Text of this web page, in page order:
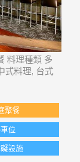
料理種類 多
式料理, 台式
聚餐
位
設施